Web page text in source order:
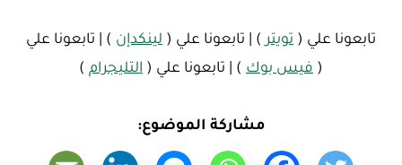
تابعونا علي ( تويتر ) | تابعونا علي ( لينكدإن ) | تابعونا علي
( فيس بوك ) | تابعونا علي ( التليجرام )
مشاركة الموضوع: